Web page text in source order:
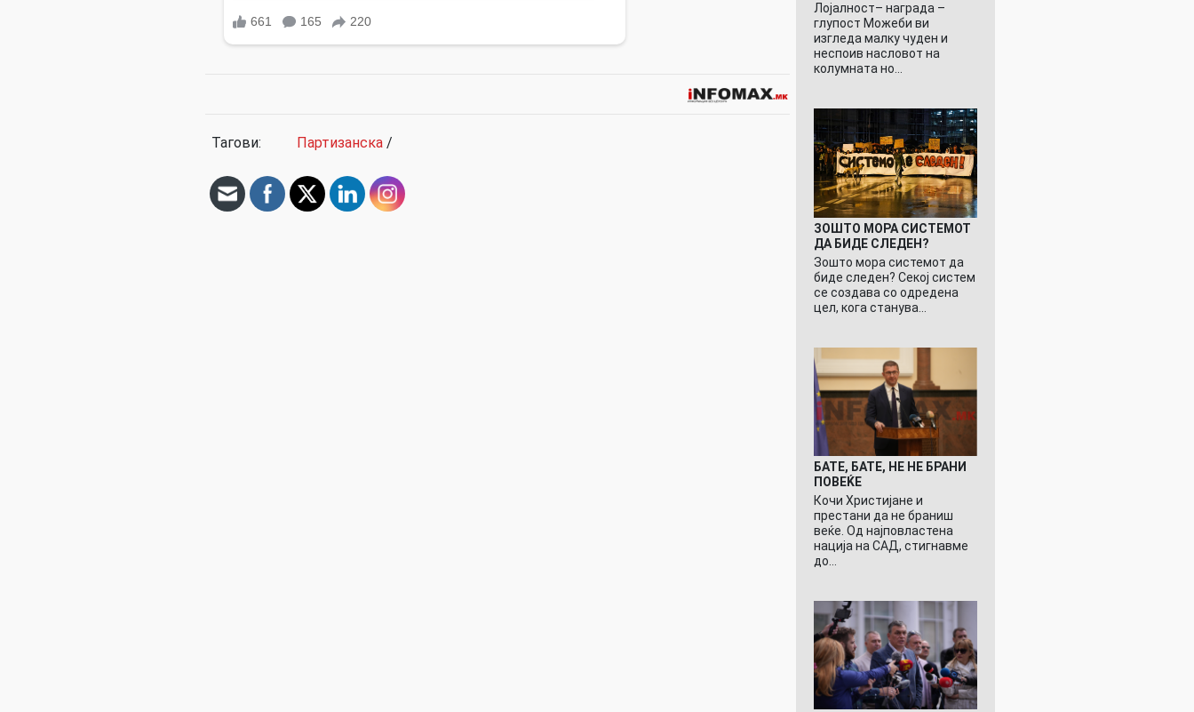
Тагови: Партизанска /
Лојалност– награда –
глупост Можеби ви
изгледа малку чуден и
неспоив насловот на
колумната но…
ЗОШТО МОРА СИСТЕМОТ
ДА БИДЕ СЛЕДЕН?
Зошто мора системот да
биде следен? Секој систем
се создава со одредена
цел, кога станува…
БАТЕ, БАТЕ, НЕ НЕ БРАНИ
ПОВЕЌЕ
Кочи Христијане и
престани да не браниш
веќе. Од најповластена
нација на САД, стигнавме
до…